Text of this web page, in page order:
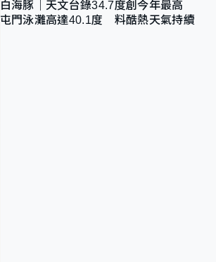
白海豚｜天文台錄34.7度創今年最高
屯門泳灘高達40.1度 料酷熱天氣持續